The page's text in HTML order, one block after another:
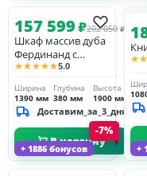
157 599₽202 050 ₽
Шкаф массив дуба
Фердинанд с
витриной ОВ 02
★★★★★5.0
Ширина
1390 мм
Глубина
380 мм
Высота
1900 мм
Доставим_за_3_дня
В корзину
+ 1886 бонусов
-7%
+